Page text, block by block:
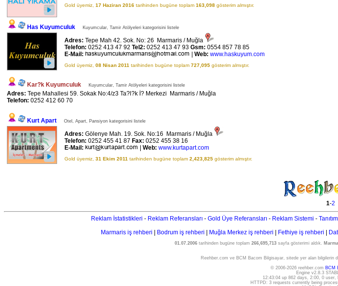
Gold üyemiz, 17 Haziran 2016 tarihinden bugüne toplam 163,098 gösterim almıştır.
Has Kuyumculuk Kuyumcular, Tamir Atölyeleri kategorisini listele
Adres: Tepe Mah 42. Sok. No: 26 Marmaris / Muğla
Telefon: 0252 413 47 92 Tel2: 0252 413 47 93 Gsm: 0554 857 78 85
E-Mail:
Web: www.haskuyum.com
Gold üyemiz, 08 Nisan 2011 tarihinden bugüne toplam 727,095 gösterim almıştır.
Kar?k Kuyumculuk Kuyumcular, Tamir Atölyeleri kategorisini listele
Adres: Tepe Mahallesi 59. Sokak No:4/z3 Ta?l?k İ? Merkezi Marmaris / Muğla
Telefon: 0252 412 60 70
Kurt Apart Otel, Apart, Pansiyon kategorisini listele
Adres: Gölenye Mah. 19. Sok. No:16 Marmaris / Muğla
Telefon: 0252 455 41 87 Fax: 0252 455 38 16
E-Mail:
Web: www.kurtapart.com
Gold üyemiz, 31 Ekim 2011 tarihinden bugüne toplam 2,423,825 gösterim almıştır.
1-2
Reklam İstatistikleri - Reklam Referansları - Gold Üye Referansları - Reklam Sistemi -
Marmaris iş rehberi
Bodrum iş rehberi Muğla Merkez iş rehberi Fethiye iş rehberi
01.07.2006tarihinden bugüne toplam 266,695,713sayfa gösterimi aldık.
Reehber.com ve BCM Bacom Bilgisayar, sitede yer alan bilgilerin
© 2006-2026 reehber.com BCM
Engine v2.8.3
12:43:04 up 862 days, 2:00, 0 user,
HTTPD: 3 requests currently being